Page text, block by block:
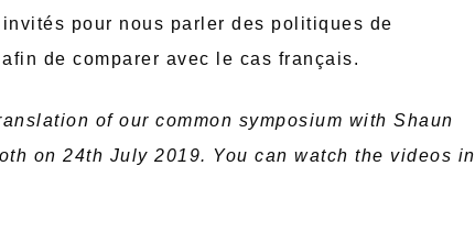
pour nous parler des politiques de
de comparer avec le cas français.
of our common symposium with Shaun
on 24th July 2019. You can watch the videos in